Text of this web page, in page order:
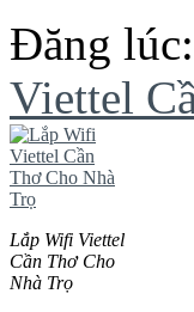
Đăng
Viettel
Lắp Wifi Viettel
Cần Thơ Cho
Nhà Trọ